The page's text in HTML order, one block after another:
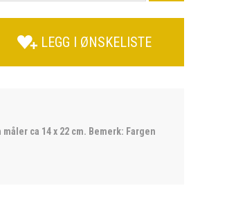
LEGG I ØNSKELISTE
ca 14 x 22 cm. Bemerk: Fargen